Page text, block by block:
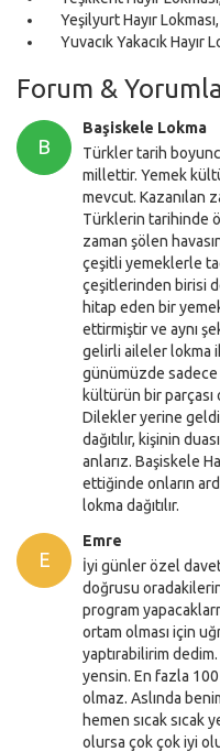
Yeşilyurt Hayır
Yuvacık Yakacık Hayır
Forum &
B
Başiskele Lokma
Türkler tarih
millettir. Yemek
mevcut. Kazanılan
Türklerin tarihinde
zaman şölen
çeşitli yemeklerle
çeşitlerinden birisi
hitap eden bir
ettirmiştir ve aynı
gelirli aileler lokma
günümüzde sadece
kültürün bir
Dilekler yerine
dağıtılır, kişinin
anlarız. Başiskele
ettiğinde onların
lokma dağıtılır.
E
Emre
İyi günler özel
doğrusu
program
ortam olması için
yaptırabilirim
yensin. En fazla
olmaz. Aslında
hemen sıcak sıcak
olursa çok çok iyi